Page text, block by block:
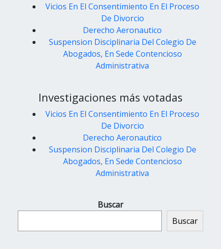
Vicios En El Consentimiento En El Proceso
De Divorcio
Derecho Aeronautico
Suspension Disciplinaria Del Colegio De
Abogados, En Sede Contencioso
Administrativa
Investigaciones más votadas
Vicios En El Consentimiento En El Proceso
De Divorcio
Derecho Aeronautico
Suspension Disciplinaria Del Colegio De
Abogados, En Sede Contencioso
Administrativa
Buscar
Buscar